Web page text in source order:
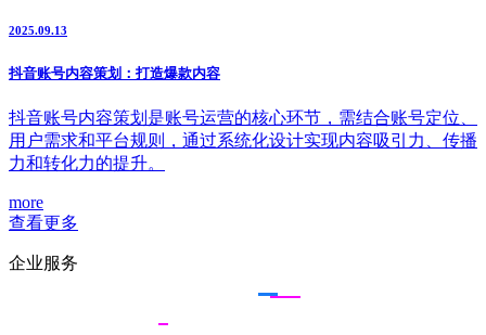
2025.09.13
抖音账号内容策划：打造爆款内容
抖音账号内容策划是账号运营的核心环节，需结合账号定位、
用户需求和平台规则，通过系统化设计实现内容吸引力、传播
力和转化力的提升。
more
查看更多
企业服务